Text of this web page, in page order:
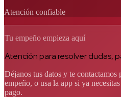
Atención confiable
Tu empeño empieza aquí
Atención para resolver dudas,
Déjanos tus datos y te
empeño, o usa la app si ya
pago.